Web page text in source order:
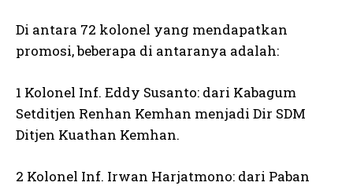
Di antara 72 kolonel yang mendapatkan
promosi, beberapa di antaranya adalah:
1 Kolonel Inf. Eddy Susanto: dari Kabagum
Setditjen Renhan Kemhan menjadi Dir SDM
Ditjen Kuathan Kemhan.
2 Kolonel Inf. Irwan Harjatmono: dari Paban